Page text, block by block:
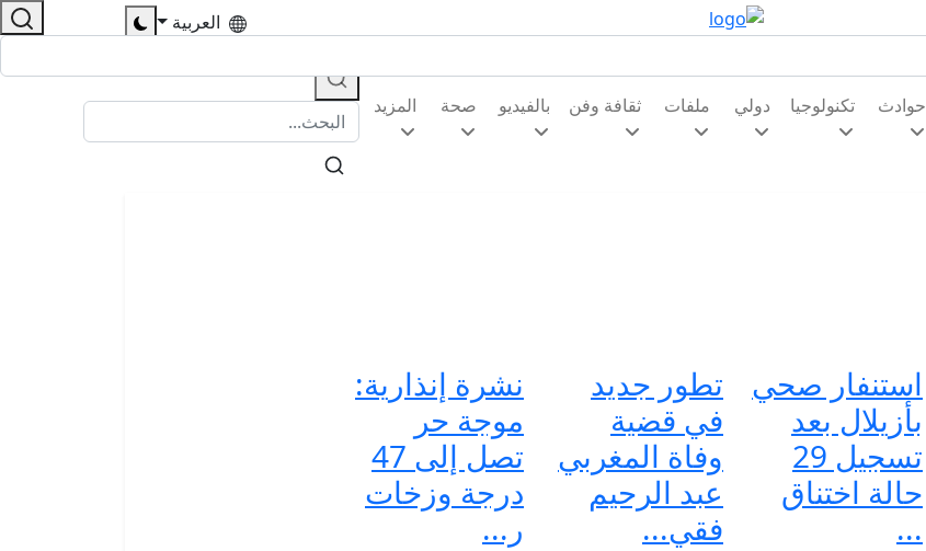
العربية
حوادث تكنولوجيا دولي ملفات ثقافة وفن بالفيديو صحة المزيد
استنفار صحي
بأزيلال بعد
تسجيل 29
حالة اختناق
...
تطور جديد
في قضية
وفاة المغربي
عبد الرحيم
فقي...
نشرة إنذارية:
موجة حر
تصل إلى 47
درجة وزخات
ر...